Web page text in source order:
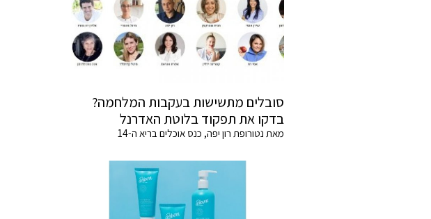
סובלים מתשישות בעקבות המלחמה?
בדקו את תפקוד בלוטת האדרנל
מאת נטורופת רון יפה, כנס אוכלים בריא ה-14